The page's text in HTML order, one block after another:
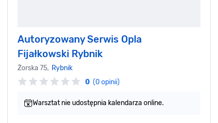
Autoryzowany Serwis Opla
Fijałkowski Rybnik
Żorska 75, Rybnik
0 (0 opinii)
Warsztat nie udostępnia kalendarza online.